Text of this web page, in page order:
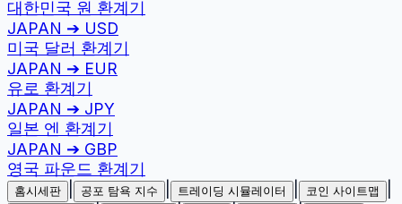
대한민국 원 환계기
JAPAN ➔ USD
미국 달러 환계기
JAPAN ➔ EUR
유로 환계기
JAPAN ➔ JPY
일본 엔 환계기
JAPAN ➔ GBP
영국 파운드 환계기
홈시세판 공포 탐욕 지수 트레이딩 시뮬레이터 코인 사이트맵